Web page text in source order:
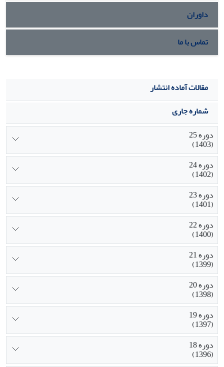
داوران
تماس با ما
مقالات آماده انتشار
شماره جاری
دوره 25
(1403)
دوره 24
(1402)
دوره 23
(1401)
دوره 22
(1400)
دوره 21
(1399)
دوره 20
(1398)
دوره 19
(1397)
دوره 18
(1396)